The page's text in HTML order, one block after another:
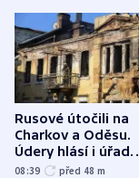
Rusové útočili na
Charkov a Oděsu.
Údery hlásí i úřady
Bělgorodu
08:39 před 48 m